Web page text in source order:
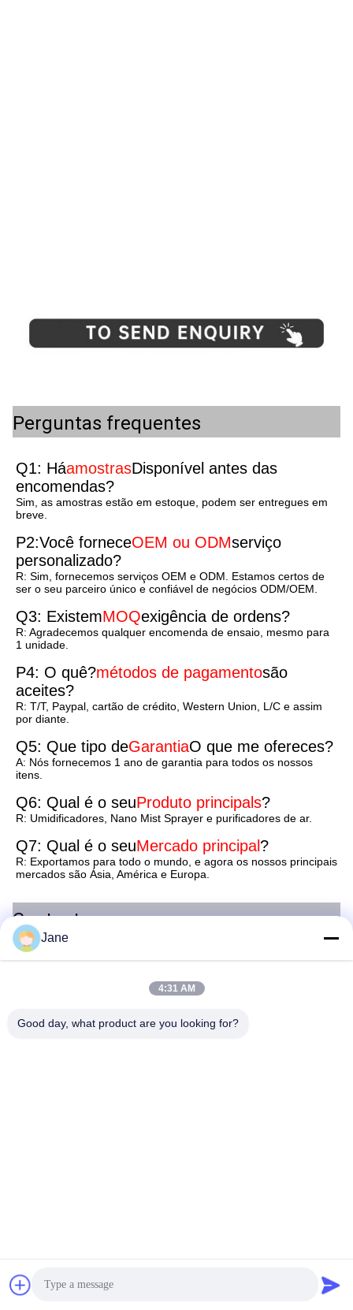
Perguntas frequentes
Q1: HáamostrasDisponível antes das
encomendas?
Sim, as amostras estão em estoque, podem ser entregues em
breve.
P2:Você forneceOEM ou ODMserviço
personalizado?
R: Sim, fornecemos serviços OEM e ODM. Estamos certos de
ser o seu parceiro único e confiável de negócios ODM/OEM.
Q3: ExistemMOQexigência de ordens?
R: Agradecemos qualquer encomenda de ensaio, mesmo para
1 unidade.
P4: O quê?métodos de pagamentosão
aceites?
R: T/T, Paypal, cartão de crédito, Western Union, L/C e assim
por diante.
Q5: Que tipo deGarantiaO que me ofereces?
A: Nós fornecemos 1 ano de garantia para todos os nossos
itens.
Q6: Qual é o seuProduto principals?
R: Umidificadores, Nano Mist Sprayer e purificadores de ar.
Q7: Qual é o seuMercado principal ?
R: Exportamos para todo o mundo, e agora os nossos principais
mercados são Ásia, América e Europa.
Contacte-nos
Jane
4:31 AM
Good day, what product are you looking for?